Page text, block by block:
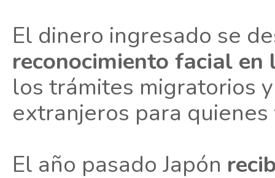
El dinero ingresado se
reconocimiento facial en
los trámites migratorios
extranjeros para
El año pasado Japón